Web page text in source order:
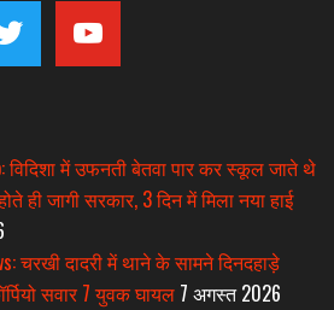
youtube
विदिशा में उफनती बेतवा पार कर स्कूल जाते थे
ही जागी सरकार, 3 दिन में मिला नया हाई
चरखी दादरी में थाने के सामने दिनदहाड़े
सवार 7 युवक घायल 7 अगस्त 2026